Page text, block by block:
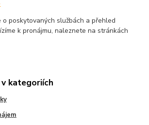
o poskytovaných službách a přehled
k pronájmu, naleznete na stránkách
kategoriích